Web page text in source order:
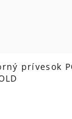
prívesok